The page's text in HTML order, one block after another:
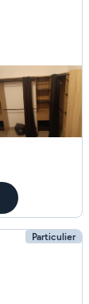
Particulier